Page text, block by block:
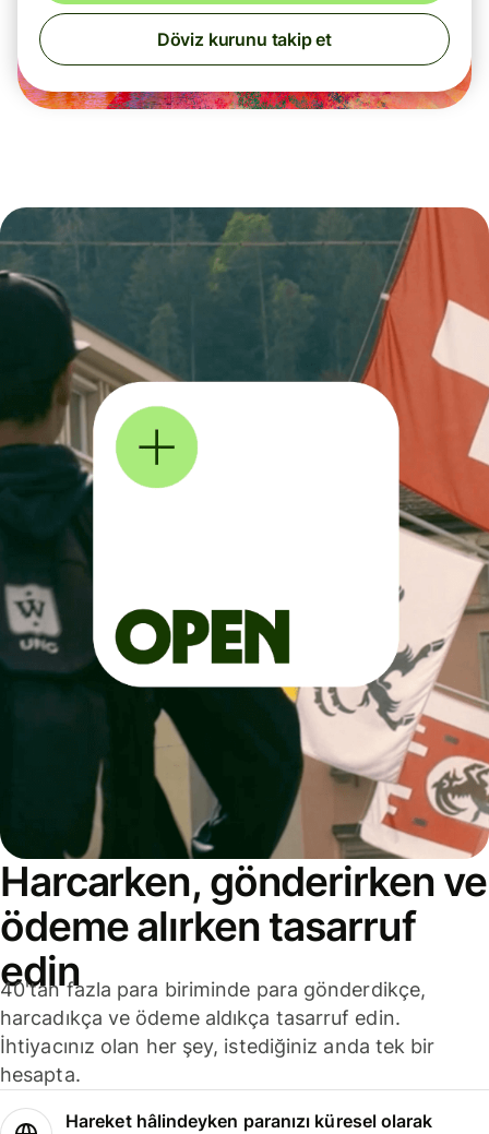
Döviz kurunu takip et
Harcarken, gönderirken ve
ödeme alırken tasarruf
edin
40'tan fazla para biriminde para gönderdikçe,
harcadıkça ve ödeme aldıkça tasarruf edin.
İhtiyacınız olan her şey, istediğiniz anda tek bir
hesapta.
Hareket hâlindeyken paranızı küresel olarak